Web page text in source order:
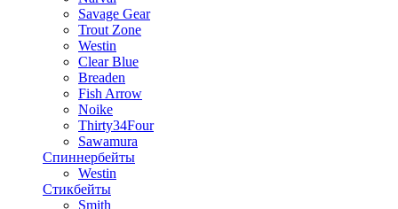
Savage Gear
Trout Zone
Westin
Clear Blue
Breaden
Fish Arrow
Noike
Thirty34Four
Sawamura
Спиннербейты
Westin
Стикбейты
Smith